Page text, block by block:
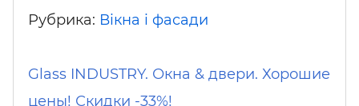
Рубрика: Вікна і фасади
Glass INDUSTRY. Окна & двери. Хорошие
цены! Скидки -33%!